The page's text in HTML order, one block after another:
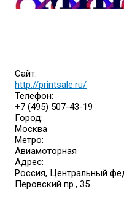
Сайт:
http://printsale.ru/
Телефон:
+7 (495) 507-43-19
Город:
Москва
Метро:
Авиамоторная
Адрес:
Россия, Центральный
Перовский пр., 35